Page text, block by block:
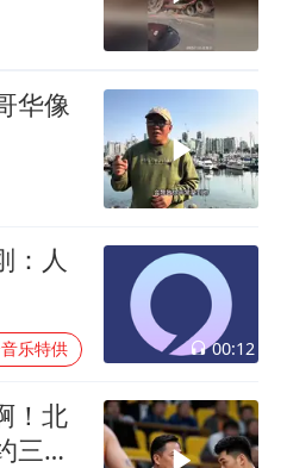
华像
：人
乐特供 00:12
！北
三外